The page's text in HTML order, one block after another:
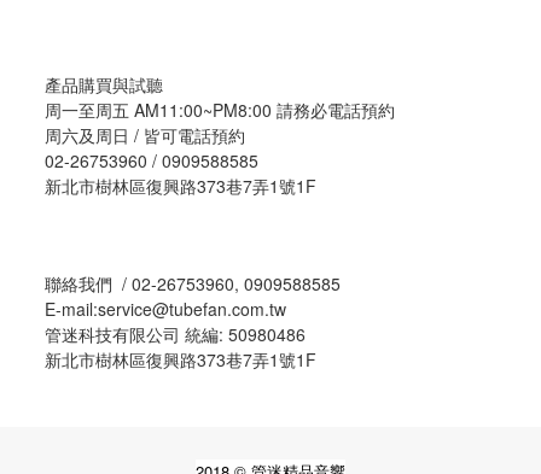
產品購買與試聽
周一至周五 AM11:00~PM8:00 請務必電話預約
周六及周日 / 皆可電話預約
02-26753960 / 0909588585
新北市樹林區復興路373巷7弄1號1F
聯絡我們 / 02-26753960, 0909588585
E-mail:service@tubefan.com.tw
管迷科技有限公司 統編: 50980486
新北市樹林區復興路373巷7弄1號1F